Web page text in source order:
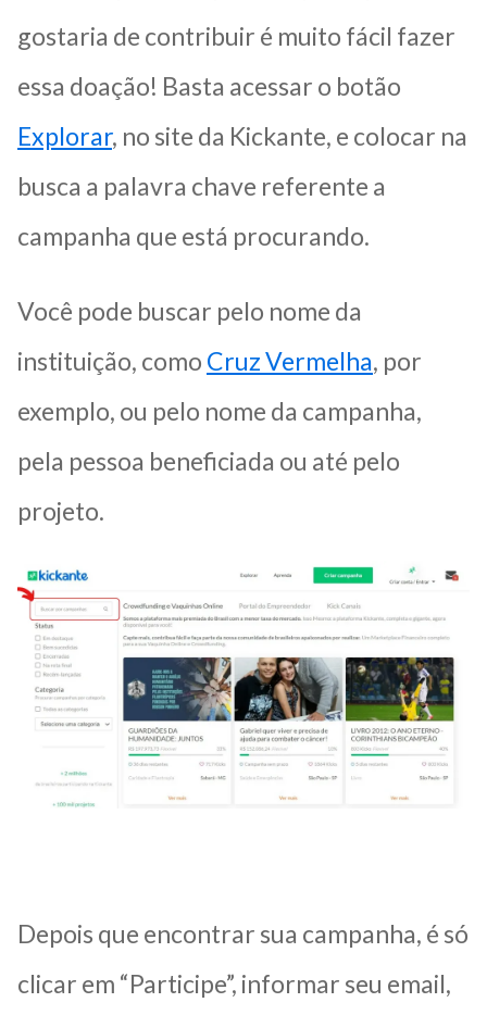
gostaria de contribuir é muito fácil fazer
essa doação! Basta acessar o botão
Explorar, no site da Kickante, e colocar na
busca a palavra chave referente a
campanha que está procurando.
Você pode buscar pelo nome da
instituição, como Cruz Vermelha, por
exemplo, ou pelo nome da campanha,
pela pessoa beneficiada ou até pelo
projeto.
Depois que encontrar sua campanha, é só
clicar em “Participe”, informar seu email,